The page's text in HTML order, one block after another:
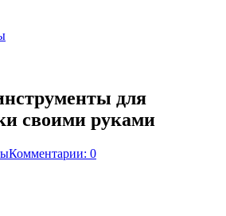
для
своими руками
Комментарии: 0